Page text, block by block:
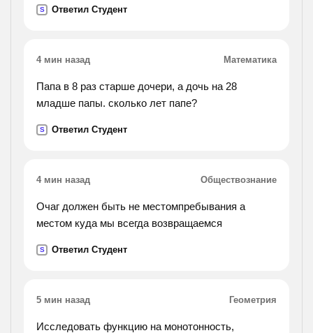
S Ответил Студент
4 мин назад Математика
Папа в 8 раз старше дочери, а дочь на 28
младше папы. сколько лет папе?
S Ответил Студент
4 мин назад Обществознание
Очаг должен быть не местомпребывания а
местом куда мы всегда возвращаемся
S Ответил Студент
5 мин назад Геометрия
Исследовать функцию на монотонность,